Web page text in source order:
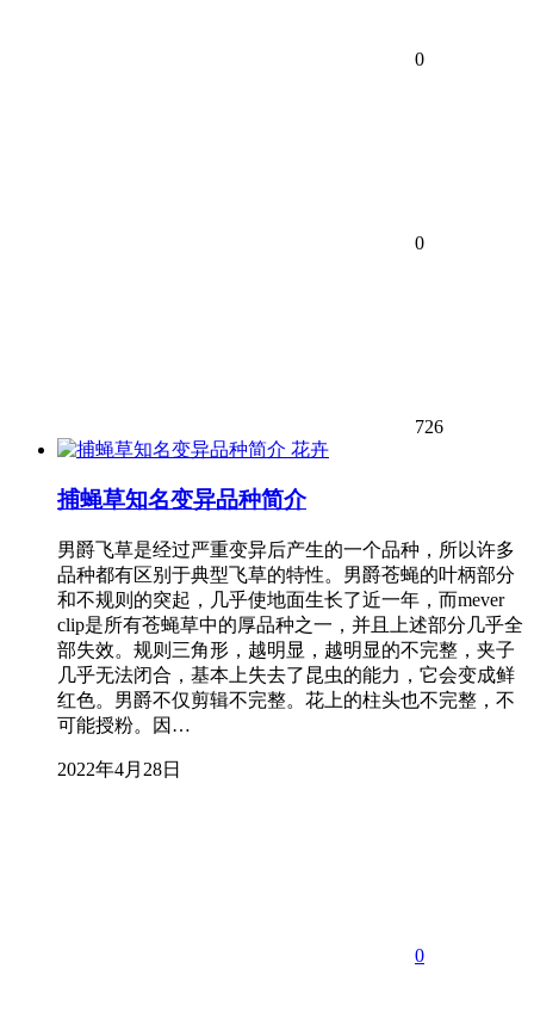
0
0
726
花卉
捕蝇草知名变异品种简介
男爵飞草是经过严重变异后产生的一个品种，所以许多
品种都有区别于典型飞草的特性。男爵苍蝇的叶柄部分
和不规则的突起，几乎使地面生长了近一年，而mever
clip是所有苍蝇草中的厚品种之一，并且上述部分几乎全
部失效。规则三角形，越明显，越明显的不完整，夹子
几乎无法闭合，基本上失去了昆虫的能力，它会变成鲜
红色。男爵不仅剪辑不完整。花上的柱头也不完整，不
可能授粉。因…
2022年4月28日
0